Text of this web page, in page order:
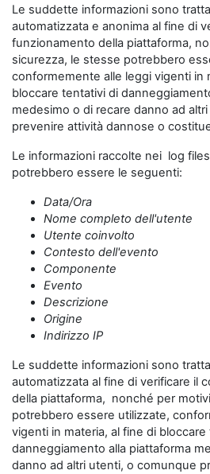
Le suddette informazioni sono
automatizzata e anonima al fine di
funzionamento della piattaforma,
sicurezza, le stesse potrebbero
conformemente alle leggi vigenti in
bloccare tentativi di
medesimo o di recare danno ad
prevenire attività dannose o
Le informazioni raccolte nei log
potrebbero essere le seguenti:
Data/Ora
Nome completo dell'utente
Utente coinvolto
Contesto dell'evento
Componente
Evento
Descrizione
Origine
Indirizzo IP
Le suddette informazioni sono
automatizzata al fine di verificare il
della piattaforma, nonché per
potrebbero essere utilizzate,
vigenti in materia, al fine di
danneggiamento alla piattaforma
danno ad altri utenti, o comunque